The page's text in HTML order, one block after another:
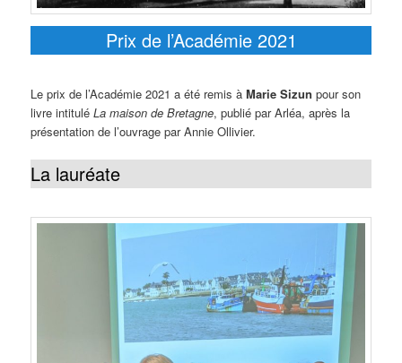
Prix de l’Académie 2021
Le prix de l’Académie 2021 a été remis àMarie Sizunpour son
livre intituléLa maison de Bretagne, publié par Arléa, après la
présentation de l’ouvrage par Annie Ollivier.
La lauréate